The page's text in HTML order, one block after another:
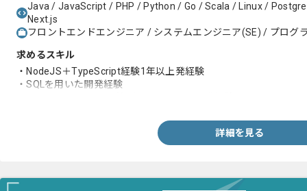
Java / JavaScript / PHP / Python / Go / Scala / Linux /
Next.js
フロントエンドエンジニア / システムエンジニア(SE) / プログ
求めるスキル
・NodeJS＋TypeScript経験1年以上発経験
・SQLを用いた開発経験
詳細を見る